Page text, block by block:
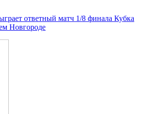
ответный матч 1/8 финала Кубка
Новгороде